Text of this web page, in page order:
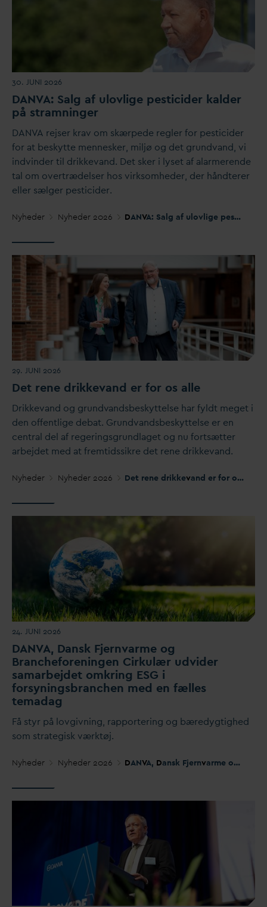
30. JUNI 2026
DANVA: Salg af ulovlige pesticider kalder
på stramninger
DANVA rejser krav om skærpede regler for pesticider
for at beskytte mennesker, miljø og det grundvand, vi
indvinder til drikkevand. Det sker i lyset af alarmerende
tal om overtrædelser hos virksomheder, der håndterer
eller sælger pesticider.
Nyheder Nyheder 2026 DANVA: Salg af ulovlige pesticider kalder på stramninger
29. JUNI 2026
Det rene drikkevand er for os alle
Drikkevand og grundvandsbeskyttelse har fyldt meget i
den offentlige debat. Grundvandsbeskyttelse er en
central del af regeringsgrundlaget og nu fortsætter
arbejdet med at fremtidssikre det rene drikkevand.
Nyheder Nyheder 2026 Det rene drikkevand er for os alle
24. JUNI 2026
DANVA, Dansk Fjernvarme og
Brancheforeningen Cirkulær udvider
samarbejdet omkring ESG i
forsyningsbranchen med en fælles
temadag
Få styr på lovgivning, rapportering og bæredygtighed
som strategisk værktøj.
Nyheder Nyheder 2026 DANVA, Dansk Fjernvarme og Brancheforeningen Cirkulær udvider samarbejdet omkring ESG i forsyningsbranchen med en fælles tema